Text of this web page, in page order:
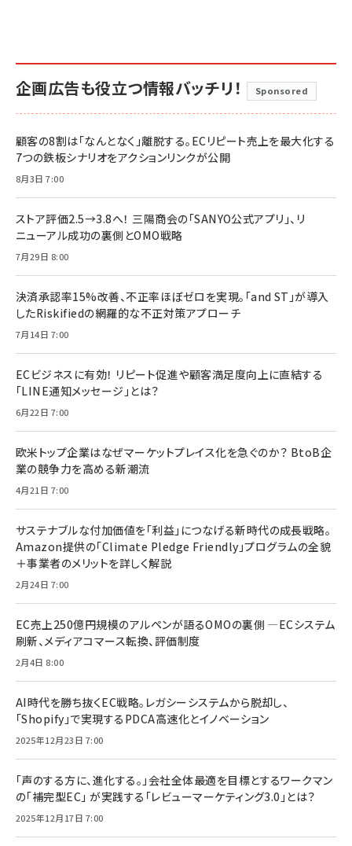
企画広告も役立つ情報バッチリ！ Sponsored
顧客の8割は「なんとなく」離脱する。ECリピート売上を最大化する
7つの鉄板シナリオをアクションリンクが公開
8月3日 7:00
ストア評価2.5→3.8へ！ 三陽商会の「SANYO公式アプリ」、リ
ニューアル成功の裏側とOMO戦略
7月29日 8:00
決済承認率15%改善、不正率ほぼゼロを実現。「and ST」が導入
したRiskifiedの網羅的な不正対策アプローチ
7月14日 7:00
ECビジネスに有効！ リピート促進や顧客満足度向上に直結する
「LINE通知メッセージ」とは？
6月22日 7:00
欧米トップ企業はなぜマーケットプレイス化を急ぐのか？ BtoB企
業の競争力を高める新潮流
4月21日 7:00
サステナブルな付加価値を「利益」につなげる新時代の成長戦略。
Amazon提供の「Climate Pledge Friendly」プログラムの全貌
＋事業者のメリットを詳しく解説
2月24日 7:00
EC売上250億円規模のアルペンが語るOMOの裏側 ―ECシステム
刷新、メディアコマース転換、評価制度
2月4日 8:00
AI時代を勝ち抜くEC戦略。レガシーシステムから脱却し、
「Shopify」で実現するPDCA高速化とイノベーション
2025年12月23日 7:00
「声のする方に、進化する。」会社全体最適を目標とするワークマン
の「補完型EC」 が実践する「レビューマーケティング3.0」とは？
2025年12月17日 7:00